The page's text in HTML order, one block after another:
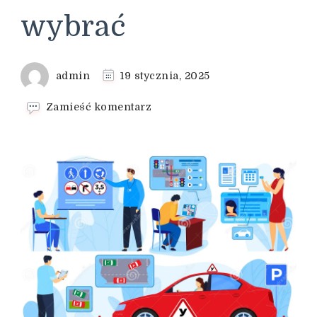
wybrać
admin 19 stycznia, 2025
Zamieść komentarz
do
nauki
jazdy
w
Szczecinie
–
co
wybrać